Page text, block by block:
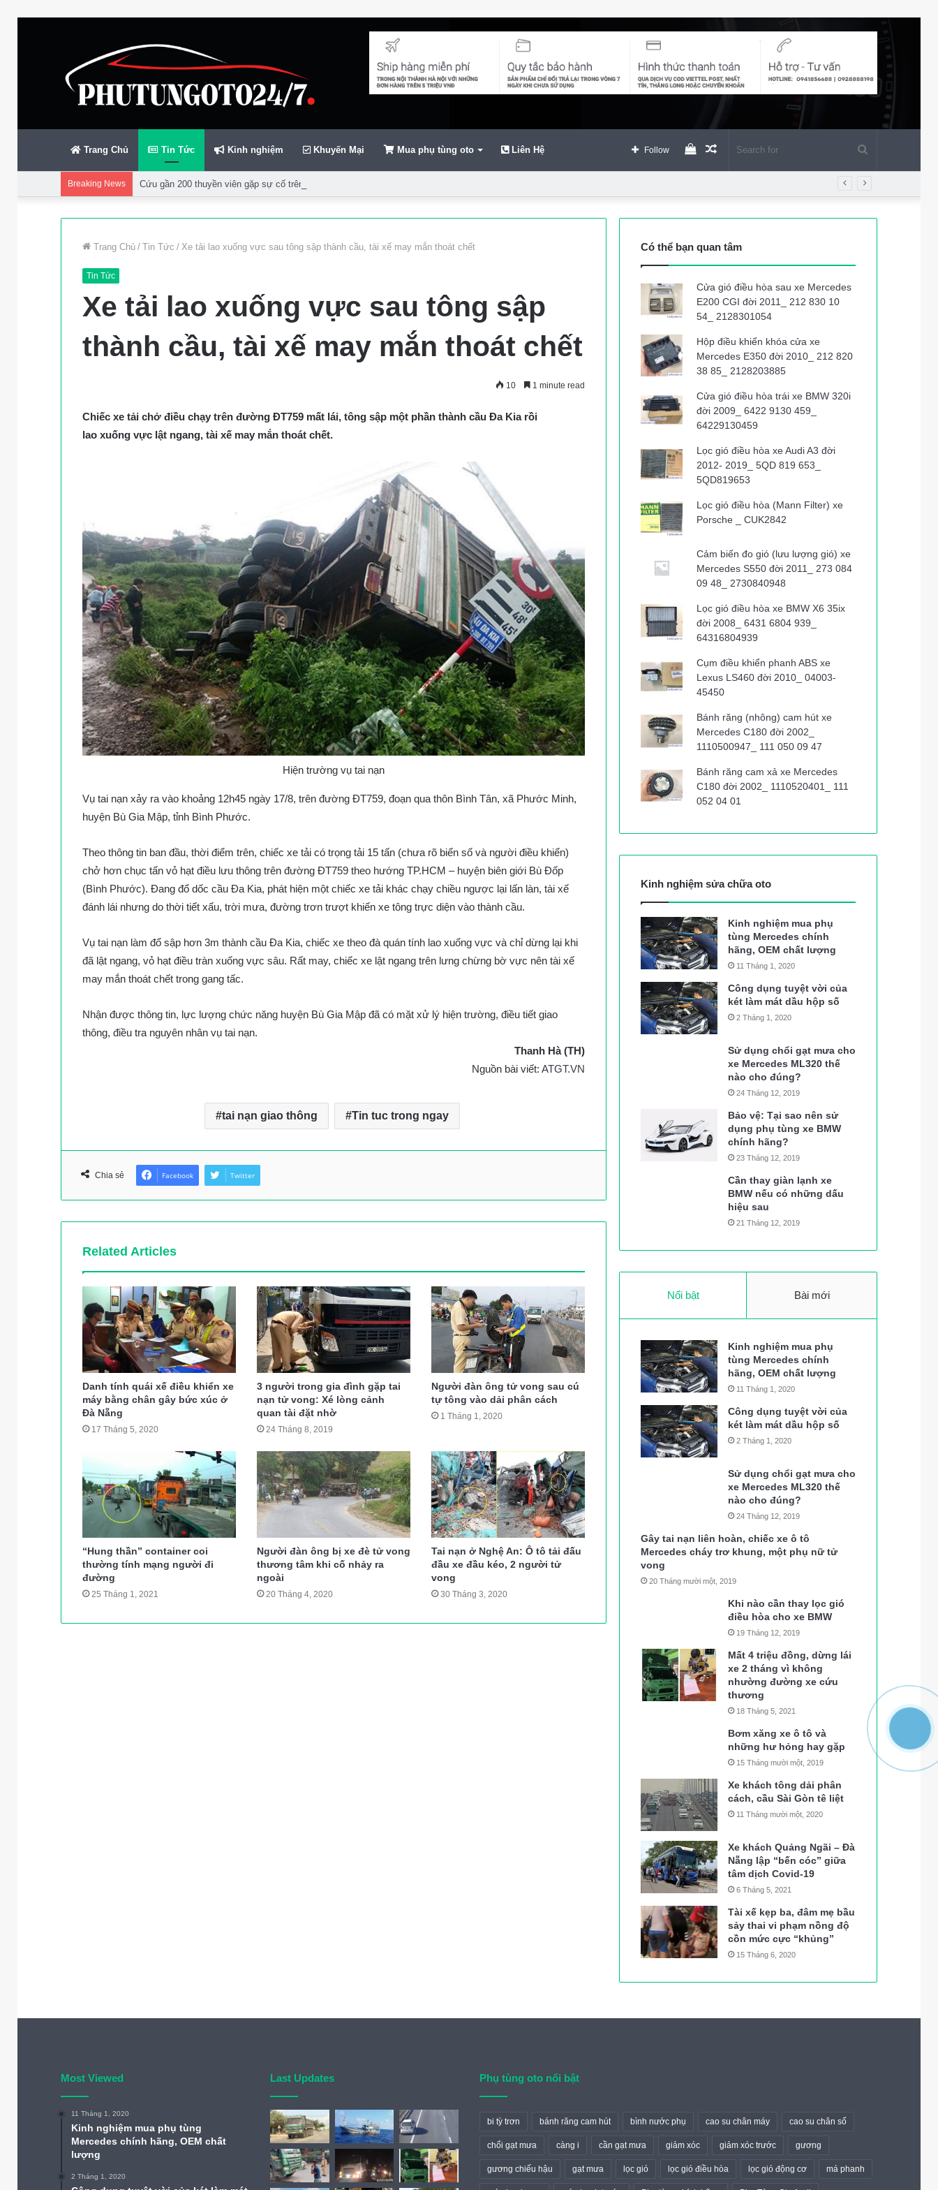
Trang Chủ Tin Tức Kinh nghiệm Khuyến Mại Mua phụ tùng oto Liên Hệ Random
View
Follow
Breaking News Cứu gần 200 thuyền viên gặp sự cố trên biển
Trang Chủ / Tin Tức / Xe tải lao xuống vực sau tông sập thành cầu, tài xế may mắn thoát chết
Tin Tức
Xe tải lao xuống vực sau tông sập
thành cầu, tài xế may mắn thoát chết
10 1 minute read
Chiếc xe tải chở điều chạy trên đường ĐT759 mất lái, tông sập một phần thành cầu Đa Kia rồi
lao xuống vực lật ngang, tài xế may mắn thoát chết.
Hiện trường vụ tai nạn
Vụ tai nạn xảy ra vào khoảng 12h45 ngày 17/8, trên đường ĐT759, đoạn qua thôn Bình Tân, xã Phước Minh,
huyện Bù Gia Mập, tỉnh Bình Phước.
Theo thông tin ban đầu, thời điểm trên, chiếc xe tải có trọng tải 15 tấn (chưa rõ biển số và người điều khiển)
chở hơn chục tấn vỏ hạt điều lưu thông trên đường ĐT759 theo hướng TP.HCM – huyện biên giới Bù Đốp
(Bình Phước). Đang đổ dốc cầu Đa Kia, phát hiện một chiếc xe tải khác chạy chiều ngược lại lấn làn, tài xế
đánh lái nhưng do thời tiết xấu, trời mưa, đường trơn trượt khiến xe tông trực diện vào thành cầu.
Vụ tai nạn làm đổ sập hơn 3m thành cầu Đa Kia, chiếc xe theo đà quán tính lao xuống vực và chỉ dừng lại khi
đã lật ngang, vỏ hạt điều tràn xuống vực sâu. Rất may, chiếc xe lật ngang trên lưng chừng bờ vực nên tài xế
may mắn thoát chết trong gang tấc.
Nhận được thông tin, lực lượng chức năng huyện Bù Gia Mập đã có mặt xử lý hiện trường, điều tiết giao
thông, điều tra nguyên nhân vụ tai nạn.
Thanh Hà (TH)
Nguồn bài viết: ATGT.VN
tai nạn giao thông Tin tuc trong ngay
Chia sẻ Facebook Twitter
Related Articles
Danh tính quái xế điều khiển xe
máy bằng chân gây bức xúc ở
Đà Nẵng
17 Tháng 5, 2020
3 người trong gia đình gặp tai
nạn tử vong: Xé lòng cảnh
quan tài đặt nhờ
24 Tháng 8, 2019
Người đàn ông tử vong sau cú
tự tông vào dải phân cách
1 Tháng 1, 2020
“Hung thần” container coi
thường tính mạng người đi
đường
25 Tháng 1, 2021
Người đàn ông bị xe đè tử vong
thương tâm khi cố nhảy ra
ngoài
20 Tháng 4, 2020
Tai nạn ở Nghệ An: Ô tô tải đấu
đầu xe đầu kéo, 2 người tử
vong
30 Tháng 3, 2020
Có thể bạn quan tâm
Cửa gió điều hòa sau xe Mercedes
E200 CGI đời 2011_ 212 830 10
54_ 2128301054
Hộp điều khiển khóa cửa xe
Mercedes E350 đời 2010_ 212 820
38 85_ 2128203885
Cửa gió điều hòa trái xe BMW 320i
đời 2009_ 6422 9130 459_
64229130459
Lọc gió điều hòa xe Audi A3 đời
2012- 2019_ 5QD 819 653_
5QD819653
Lọc gió điều hòa (Mann Filter) xe
Porsche _ CUK2842
Cảm biến đo gió (lưu lượng gió) xe
Mercedes S550 đời 2011_ 273 084
09 48_ 2730840948
Lọc gió điều hòa xe BMW X6 35ix
đời 2008_ 6431 6804 939_
64316804939
Cụm điều khiển phanh ABS xe
Lexus LS460 đời 2010_ 04003-
45450
Bánh răng (nhông) cam hút xe
Mercedes C180 đời 2002_
1110500947_ 111 050 09 47
Bánh răng cam xả xe Mercedes
C180 đời 2002_ 1110520401_ 111
052 04 01
Kinh nghiệm sửa chữa oto
Kinh nghiệm mua phụ
tùng Mercedes chính
hãng, OEM chất lượng
11 Tháng 1, 2020
Công dụng tuyệt vời của
két làm mát dầu hộp số
2 Tháng 1, 2020
Sử dụng chổi gạt mưa cho
xe Mercedes ML320 thế
nào cho đúng?
24 Tháng 12, 2019
Bảo vệ: Tại sao nên sử
dụng phụ tùng xe BMW
chính hãng?
23 Tháng 12, 2019
Cần thay giàn lạnh xe
BMW nếu có những dấu
hiệu sau
21 Tháng 12, 2019
Nổi bật Bài mới
Kinh nghiệm mua phụ
tùng Mercedes chính
hãng, OEM chất lượng
11 Tháng 1, 2020
Công dụng tuyệt vời của
két làm mát dầu hộp số
2 Tháng 1, 2020
Sử dụng chổi gạt mưa cho
xe Mercedes ML320 thế
nào cho đúng?
24 Tháng 12, 2019
Gây tai nạn liên hoàn, chiếc xe ô tô
Mercedes cháy trơ khung, một phụ nữ tử
vong
20 Tháng mười một, 2019
Khi nào cần thay lọc gió
điều hòa cho xe BMW
19 Tháng 12, 2019
Mất 4 triệu đồng, dừng lái
xe 2 tháng vì không
nhường đường xe cứu
thương
18 Tháng 5, 2021
Bơm xăng xe ô tô và
những hư hỏng hay gặp
15 Tháng mười một, 2019
Xe khách tông dải phân
cách, cầu Sài Gòn tê liệt
11 Tháng mười một, 2020
Xe khách Quảng Ngãi – Đà
Nẵng lập “bến cóc” giữa
tâm dịch Covid-19
6 Tháng 5, 2021
Tài xế kẹp ba, đâm mẹ bầu
sảy thai vi phạm nồng độ
cồn mức cực “khủng”
15 Tháng 6, 2020
Most Viewed
11 Tháng 1, 2020
Kinh nghiệm mua phụ tùng
Mercedes chính hãng, OEM chất
lượng
2 Tháng 1, 2020
Last Updates Phụ tùng oto nổi bật
bi tỳ trơn bánh răng cam hút bình nước phụ cao su chân máy cao su chân số
chổi gạt mưa càng i cần gạt mưa giảm xóc giảm xóc trước gương
gương chiếu hậu gạt mưa lọc gió lọc gió điều hòa lọc gió động cơ má phanh